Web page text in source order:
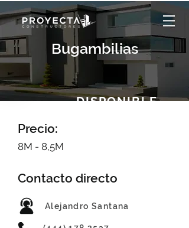
Bugambilias
DISPONIBLE
Precio:
8M - 8,5M
Contacto directo
Alejandro Santana